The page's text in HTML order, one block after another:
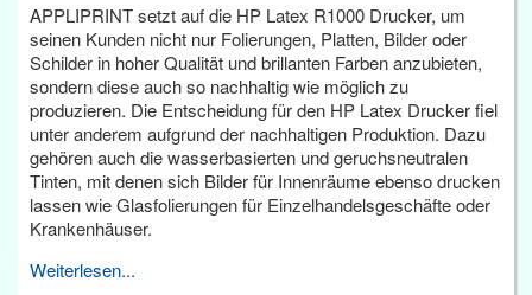
APPLIPRINT setzt auf die HP Latex R1000 Drucker, um
seinen Kunden nicht nur Folierungen, Platten, Bilder oder
Schilder in hoher Qualität und brillanten Farben anzubieten,
sondern diese auch so nachhaltig wie möglich zu
produzieren. Die Entscheidung für den HP Latex Drucker fiel
unter anderem aufgrund der nachhaltigen Produktion. Dazu
gehören auch die wasserbasierten und geruchsneutralen
Tinten, mit denen sich Bilder für Innenräume ebenso drucken
lassen wie Glasfolierungen für Einzelhandelsgeschäfte oder
Krankenhäuser.
Weiterlesen...